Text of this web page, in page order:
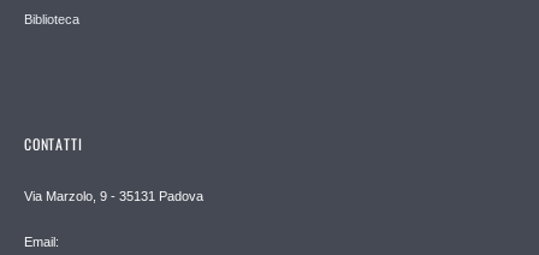
Biblioteca
CONTATTI
Via Marzolo, 9 - 35131 Padova
Email: